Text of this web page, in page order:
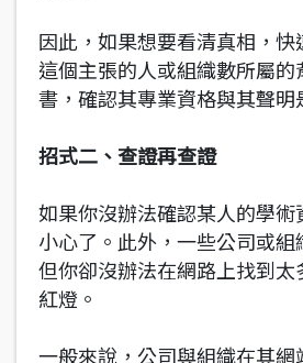
因此，如果想要看清真相，
這個主張的人或組織數所屬
書，確認其專業資格與其聲明
招式二、查證再查證
如果你沒辦法確認某人的學
小心了。此外，一些公司或組
但你卻沒辦法在網路上找到
紅燈。
一般來說，公司與組織在其